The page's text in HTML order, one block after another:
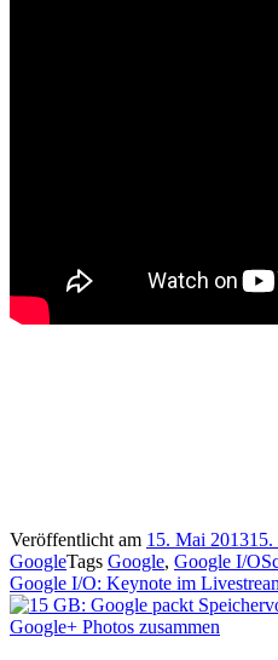
Veröffentlicht am 15. Mai 2013
GoogleTags Google, Google I/O
Google I/O: Keynote im